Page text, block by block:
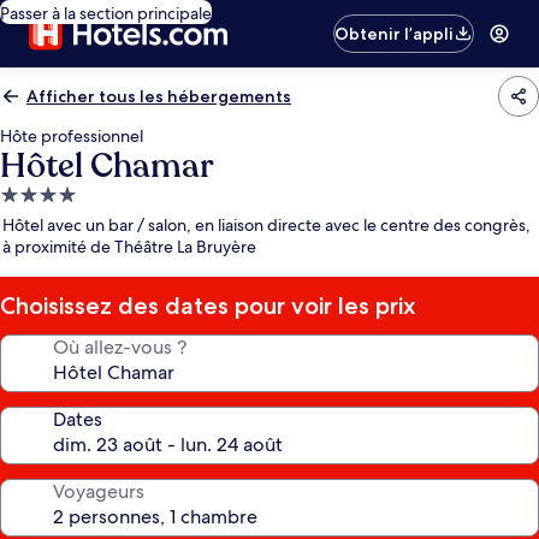
Passer à la section principale
Obtenir l’appli
Afficher tous les hébergements
Hôte professionnel
Hôtel Chamar
Hébergement
4.0 étoiles
Hôtel avec un bar / salon, en liaison directe avec le centre des congrès,
à proximité de Théâtre La Bruyère
Choisissez des dates pour voir les prix
Où allez-vous ?
Dates
Voyageurs